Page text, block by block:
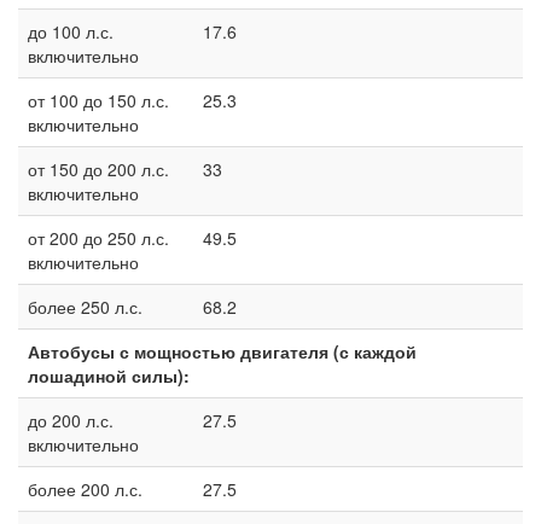
до 100 л.с.
включительно
17.6
от 100 до 150 л.с.
включительно
25.3
от 150 до 200 л.с.
включительно
33
от 200 до 250 л.с.
включительно
49.5
более 250 л.с.
68.2
Автобусы с мощностью двигателя (с каждой
лошадиной силы):
до 200 л.с.
включительно
27.5
более 200 л.с. 27.5